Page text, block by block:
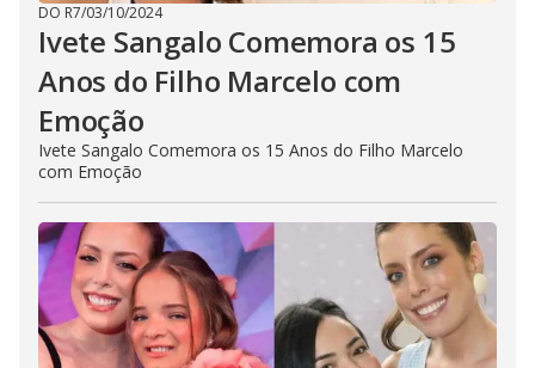
DO R7/03/10/2024
Ivete Sangalo Comemora os 15
Anos do Filho Marcelo com
Emoção
Ivete Sangalo Comemora os 15 Anos do Filho Marcelo
com Emoção